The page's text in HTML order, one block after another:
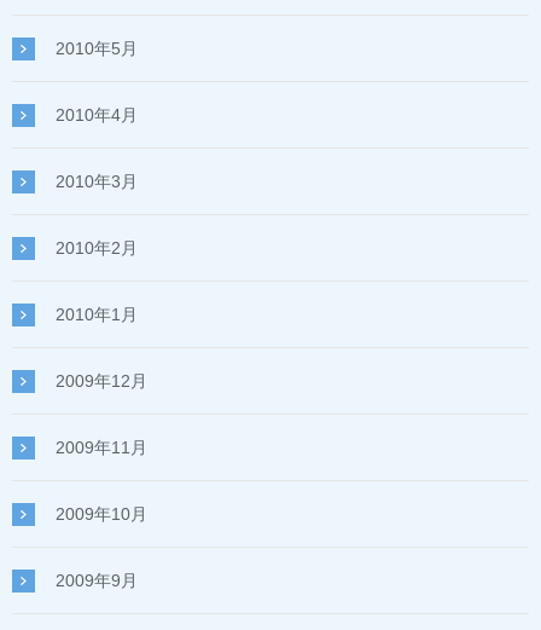
2010年5月
2010年4月
2010年3月
2010年2月
2010年1月
2009年12月
2009年11月
2009年10月
2009年9月